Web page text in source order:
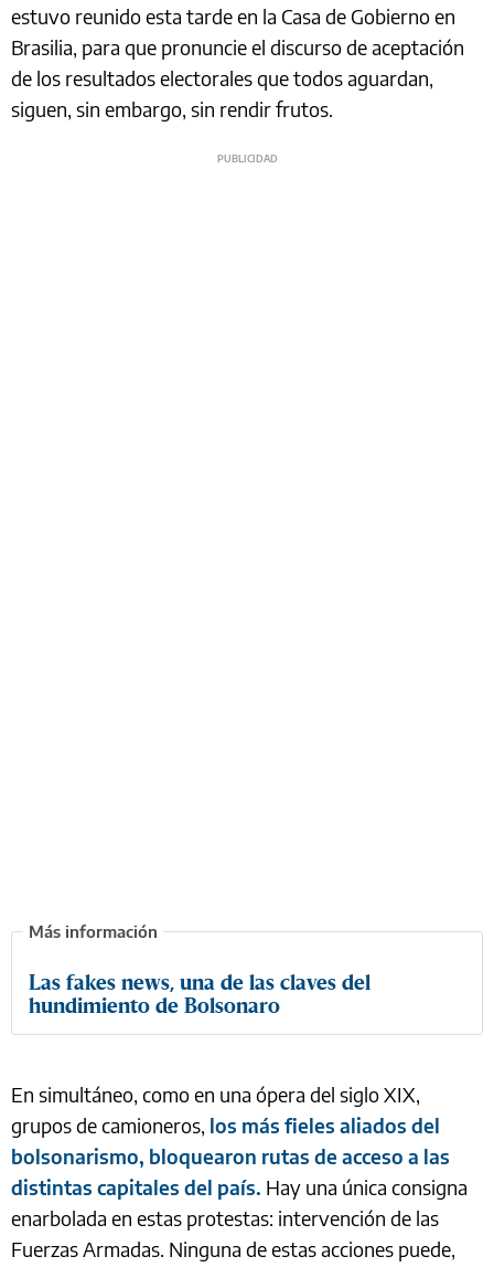
estuvo reunido esta tarde en la Casa de Gobierno en
Brasilia, para que pronuncie el discurso de aceptación
de los resultados electorales que todos aguardan,
siguen, sin embargo, sin rendir frutos.
Las fakes news, una de las claves del
hundimiento de Bolsonaro
En simultáneo, como en una ópera del siglo XIX,
grupos de camioneros, los más fieles aliados del
bolsonarismo, bloquearon rutas de acceso a las
distintas capitales del país. Hay una única consigna
enarbolada en estas protestas: intervención de las
Fuerzas Armadas. Ninguna de estas acciones puede,